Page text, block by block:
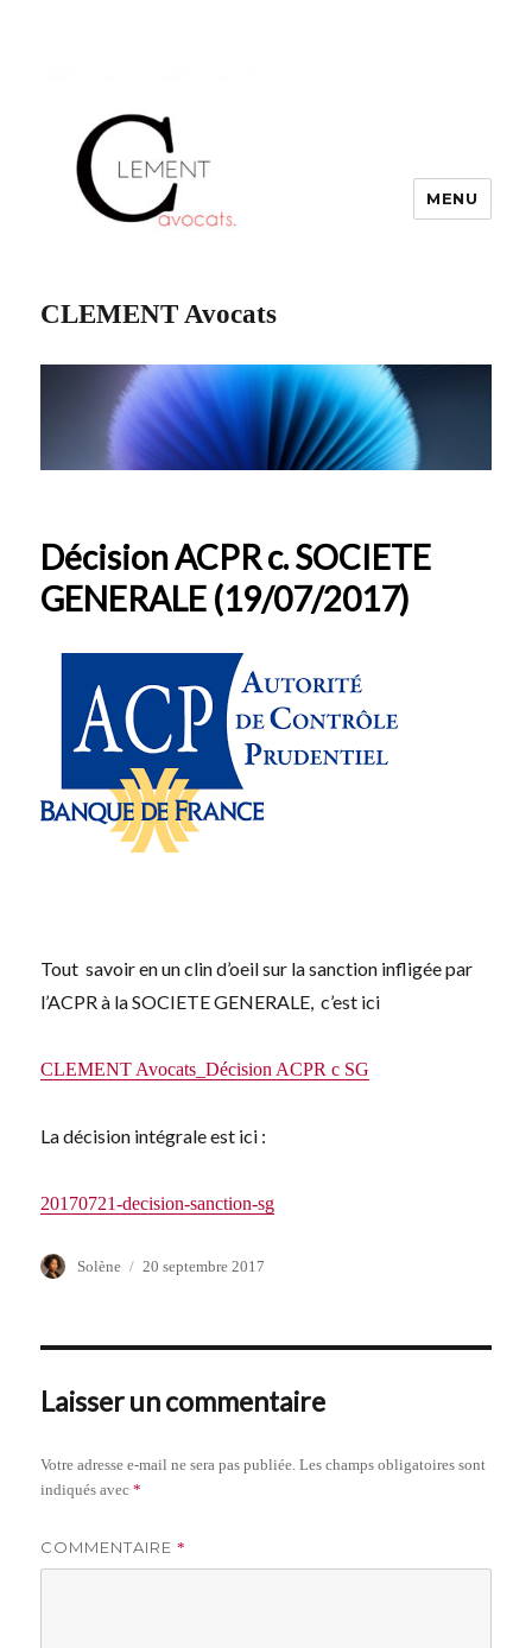
CLEMENT Avocats
MENU
Décision ACPR c. SOCIETE
GENERALE (19/07/2017)
Tout savoir en un clin d’oeil sur la sanction infligée par
l’ACPR à la SOCIETE GENERALE, c’est ici
CLEMENT Avocats_Décision ACPR c SG
La décision intégrale est ici :
20170721-decision-sanction-sg
Auteur
Solène
Publié
20 septembre 2017
Laisser un commentaire
Votre adresse e-mail ne sera pas publiée. Les champs obligatoires sont
indiqués avec*
COMMENTAIRE*